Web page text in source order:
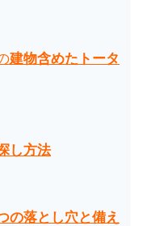
建物含めたトータ
し方法
の落とし穴と備え